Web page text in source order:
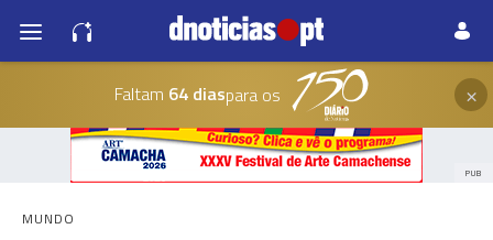
Faltam 64 diaspara os ×
PUB
MUNDO